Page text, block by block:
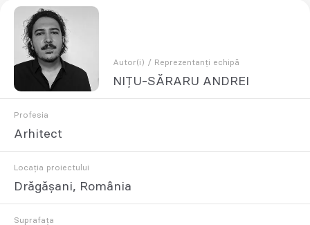
Autor(i) / Reprezentanți echipă
NIȚU-SĂRARU ANDREI
Profesia
Arhitect
Locația proiectului
Drăgășani, România
Suprafața